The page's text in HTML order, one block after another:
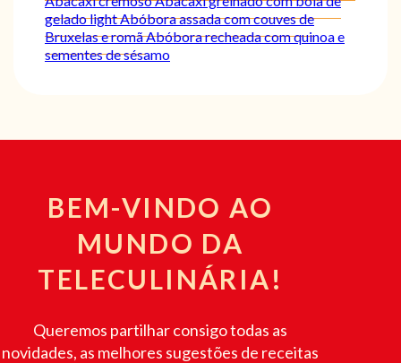
gelado lightAbóbora assada com couves de
Bruxelas e romãAbóbora recheada com quinoa e
sementes de sésamo
BEM-VINDO AO
MUNDO DA
TELECULINÁRIA!
Queremos partilhar consigo todas as
novidades, as melhores sugestões de receitas